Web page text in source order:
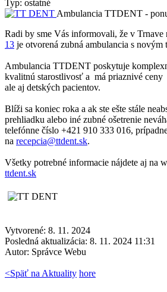
Typ: ostatné
Ambulancia TTDENT -
Radi by sme Vás informovali, že v Trnave
13 je otvorená zubná ambulancia s novým
Ambulancia TTDENT poskytuje
kvalitnú starostlivosť a má priaznivé ceny
ale aj detských pacientov.
Blíži sa koniec roka a ak ste ešte stále
prehliadku alebo iné zubné ošetrenie
telefónne číslo +421 910 333 016,
na recepcia@ttdent.sk.
Všetky potrebné informacie nájdete aj na
ttdent.sk
Vytvorené: 8. 11. 2024
Posledná aktualizácia: 8. 11. 2024 11:31
Autor: Správce Webu
<Späť na Aktuality hore